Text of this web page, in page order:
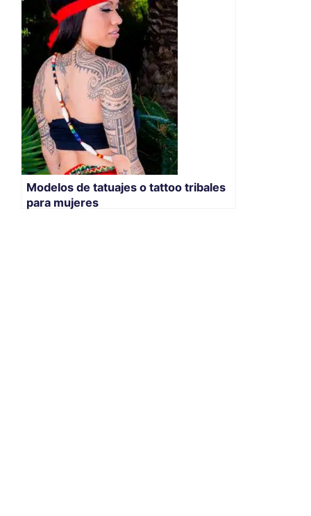
Modelos de tatuajes o tattoo tribales
para mujeres